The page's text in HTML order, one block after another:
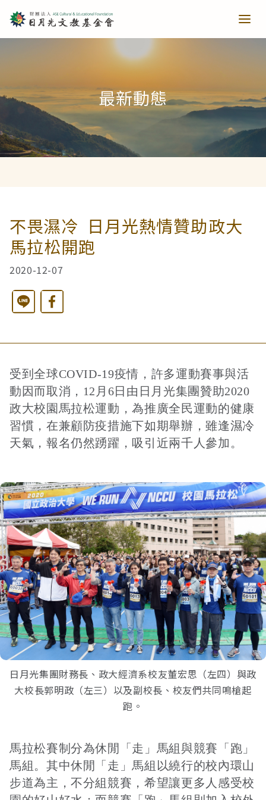
青少培育
助力培育
樂讀種書
教育推廣
當主播遇上古人第一季
西洋藝術奇幻之旅第一季
全球華文學生文學獎-永續日月特別獎
藝文扎根
慈善同樂會
農田水利
港灣建設
火力電能
水力電能
公共給水
鐵道交通
鐵道立體化
捷運
最新動態
關於我們
關於我們
捐助章程
成果年報
工作報告及財務報表
接受及支付捐補助名冊
工作計畫及經費預算
誠信經營規範
文章搜尋
最新動態
不畏濕冷 日月光熱情贊助政大
馬拉松開跑
2020-12-07
Line
受到全球COVID-19疫情，許多運動賽事與活
動因而取消，12月6日由日月光集團贊助2020
政大校園馬拉松運動，為推廣全民運動的健康
習慣，在兼顧防疫措施下如期舉辦，雖逢濕冷
天氣，報名仍然踴躍，吸引近兩千人參加。
日月光集團財務長、政大經濟系校友董宏思（左四）與政
大校長郭明政（左三）以及副校長、校友們共同鳴槍起
跑。
馬拉松賽制分為休閒「走」馬組與競賽「跑」
馬組。其中休閒「走」馬組以繞行的校內環山
步道為主，不分組競賽，希望讓更多人感受校